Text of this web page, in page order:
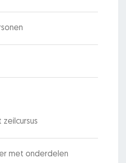
met onderdelen